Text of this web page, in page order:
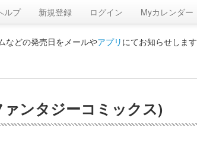
ルプ 新規登録 ログイン Myカレンダー
などの発売日をメールやアプリ にてお知らせします
ンタジーコミックス)